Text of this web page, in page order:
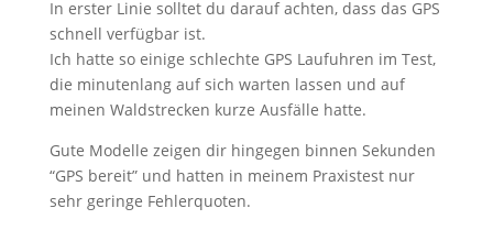
In erster Linie solltet du darauf achten, dass das GPS
schnell verfügbar ist.
Ich hatte so einige schlechte GPS Laufuhren im Test,
die minutenlang auf sich warten lassen und auf
meinen Waldstrecken kurze Ausfälle hatte.
Gute Modelle zeigen dir hingegen binnen Sekunden
“GPS bereit” und hatten in meinem Praxistest nur
sehr geringe Fehlerquoten.